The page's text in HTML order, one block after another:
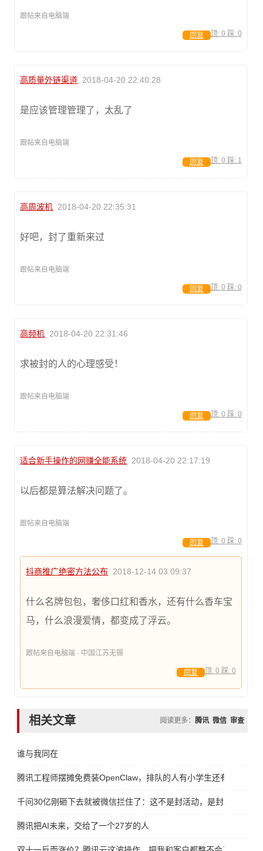
跟帖来自电脑端
顶: 0 踩: 0
回复
高质量外链渠道 2018-04-20 22:40:28
是应该管理管理了，太乱了
跟帖来自电脑端
顶: 0 踩: 1
回复
高周波机 2018-04-20 22:35:31
好吧，封了重新来过
跟帖来自电脑端
顶: 0 踩: 0
回复
高频机 2018-04-20 22:31:46
求被封的人的心理感受！
跟帖来自电脑端
顶: 0 踩: 0
回复
适合新手操作的网赚全能系统 2018-04-20 22:17:19
以后都是算法解决问题了。
跟帖来自电脑端
顶: 0 踩: 0
回复
抖商推广绝密方法公布 2018-12-14 03:09:37
什么名牌包包，奢侈口红和香水，还有什么香车宝
马，什么浪漫爱情，都变成了浮云。
跟帖来自电脑端 · 中国江苏无锡
顶: 0 踩: 0
回复
相关文章 阅读更多： 腾讯 微信 审查
谁与我同在
腾讯工程师摆摊免费装OpenClaw，排队的人有小学生还有大妈
千问30亿刚砸下去就被微信拦住了：这不是封活动，是封未来
腾讯把AI未来，交给了一个27岁的人